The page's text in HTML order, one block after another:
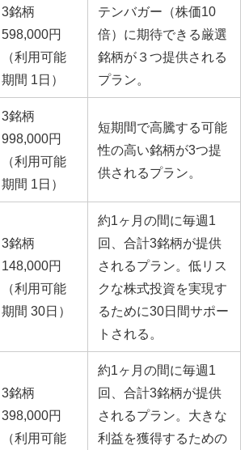
3銘柄
598,000円
（利用可能
期間 1日）
テンバガー（株価10
倍）に期待できる厳選
銘柄が３つ提供される
プラン。
3銘柄
998,000円
（利用可能
期間 1日）
短期間で高騰する可能
性の高い銘柄が3つ提
供されるプラン。
3銘柄
148,000円
（利用可能
期間 30日）
約1ヶ月の間に毎週1
回、合計3銘柄が提供
されるプラン。低リス
クな株式投資を実現す
るために30日間サポー
トされる。
3銘柄
398,000円
（利用可能
約1ヶ月の間に毎週1
回、合計3銘柄が提供
されるプラン。大きな
利益を獲得するための